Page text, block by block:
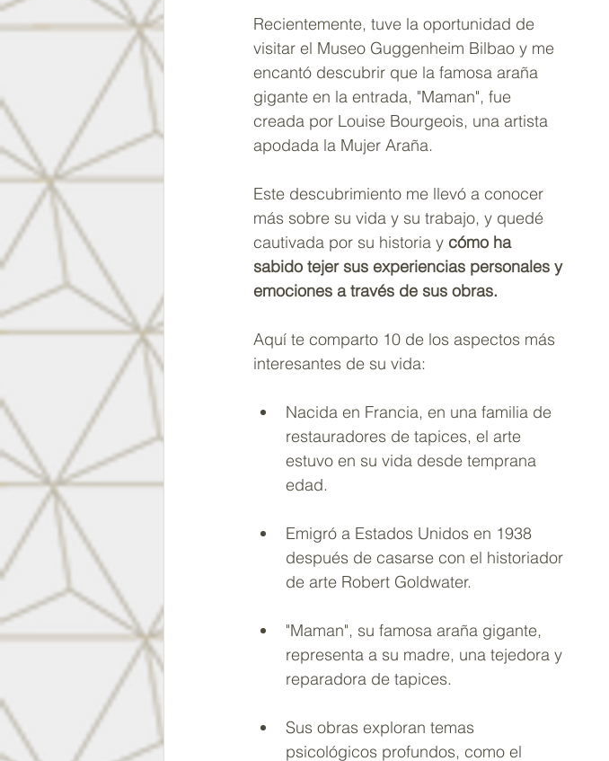
Recientemente, tuve la oportunidad de
visitar el Museo Guggenheim Bilbao y me
encantó descubrir que la famosa araña
gigante en la entrada, "Maman", fue
creada por Louise Bourgeois, una artista
apodada la Mujer Araña.
Este descubrimiento me llevó a conocer
más sobre su vida y su trabajo, y quedé
cautivada por su historia y cómo ha
sabido tejer sus experiencias personales y
emociones a través de sus obras.
Aquí te comparto 10 de los aspectos más
interesantes de su vida:
Nacida en Francia, en una familia de
restauradores de tapices, el arte
estuvo en su vida desde temprana
edad.
Emigró a Estados Unidos en 1938
después de casarse con el historiador
de arte Robert Goldwater.
"Maman", su famosa araña gigante,
representa a su madre, una tejedora y
reparadora de tapices.
Sus obras exploran temas
psicológicos profundos, como el